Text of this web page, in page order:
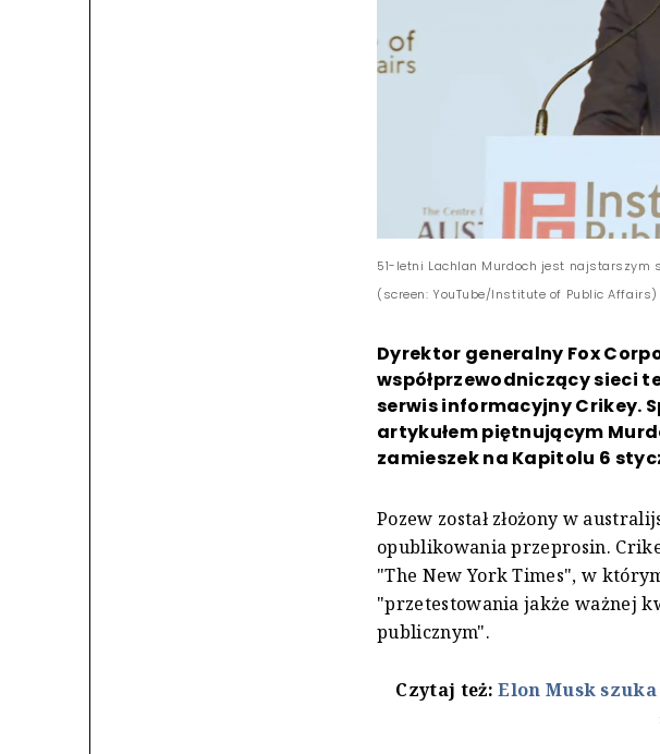
51-letni Lachlan Murdoch jest najstarszym
(screen: YouTube/Institute of Public Affairs)
Dyrektor generalny Fox
współprzewodniczący sieci
serwis informacyjny Crikey.
artykułem piętnującym
zamieszek na Kapitolu 6
Pozew został złożony w
opublikowania przeprosin.
"The New York Times", w
"przetestowania jakże ważnej
publicznym".
Czytaj też:Elon Musk